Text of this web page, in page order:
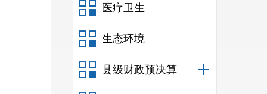
医疗卫生
生态环境
县级财政预决算